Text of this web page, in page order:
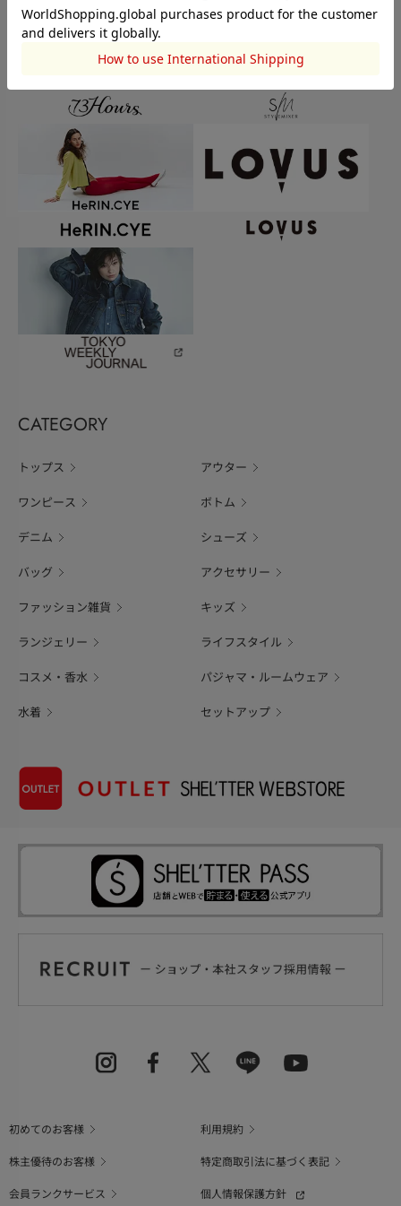
CATEGORY
トップス アウター
ワンピース ボトム
デニム シューズ
バッグ アクセサリー
ファッション雑貨 キッズ
ランジェリー ライフスタイル
コスメ・香水 パジャマ・ルームウェア
水着 セットアップ
初めてのお客様
利用規約
株主優待のお客様
特定商取引法に基づく表記
会員ランクサービス
個人情報保護方針